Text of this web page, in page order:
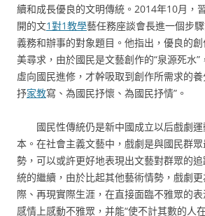
續和成長優良的文明傳統。2014年10月，
開的文1對1教學藝任務座談會長進一個步
義務和辦事的對象題目。他指出，優良的
美尋求，由於國民是文藝創作的“泉源死水
虛向國民進修，才幹吸取到創作所需求的
抒家教寫、為國民抒懷、為國民抒情”。
國民性傳統仍是新中國成立以后戲劇
本。在社會主義文藝中，戲劇是與國民群
勢，可以或許更好地表現出文藝對群眾的
統的繼續，由於比起其他藝術情勢，戲劇
際、再現實際生涯，在直接面臨不雅眾的
感情上感動不雅眾，并能“使不計其數的人